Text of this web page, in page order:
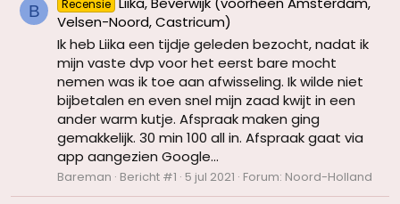
B Recensie
Velsen-Noord, Castricum)
Ik heb Liika een tijdje geleden bezocht, nadat ik
mijn vaste dvp voor het eerst bare mocht
nemen was ik toe aan afwisseling. Ik wilde niet
bijbetalen en even snel mijn zaad kwijt in een
ander warm kutje. Afspraak maken ging
gemakkelijk. 30 min 100 all in. Afspraak gaat via
app aangezien Google...
Bareman Bericht #1 5 jul 2021 Forum: Noord-Holland